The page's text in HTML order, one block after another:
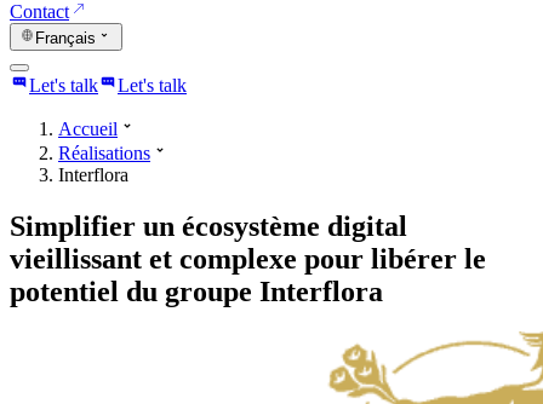
Contact
Français
Let's talk Let's talk
Accueil
Réalisations
Interflora
Simplifier un écosystème digital
vieillissant et complexe pour libérer le
potentiel du groupe Interflora